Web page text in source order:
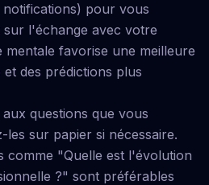
pour vous
l'échange avec votre
mentale favorise une meilleure
des prédictions plus
questions que vous
sur papier si nécessaire.
comme "Quelle est l'évolution
?" sont préférables